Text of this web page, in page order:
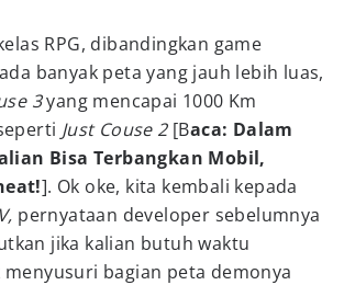
RPG, dibandingkan game
banyak peta yang jauh lebih luas,
3yang mencapai 1000 Km
Just Couse 2[Baca: Dalam
Bisa Terbangkan Mobil,
]. Ok oke, kita kembali kepada
pernyataan developer sebelumnya
jika kalian butuh waktu
bagian peta demonya